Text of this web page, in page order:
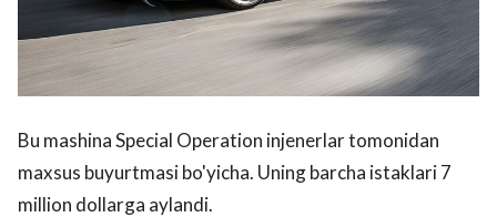
Bu mashina Special Operation injenerlar tomonidan
maxsus buyurtmasi bo'yicha. Uning barcha istaklari 7
million dollarga aylandi.